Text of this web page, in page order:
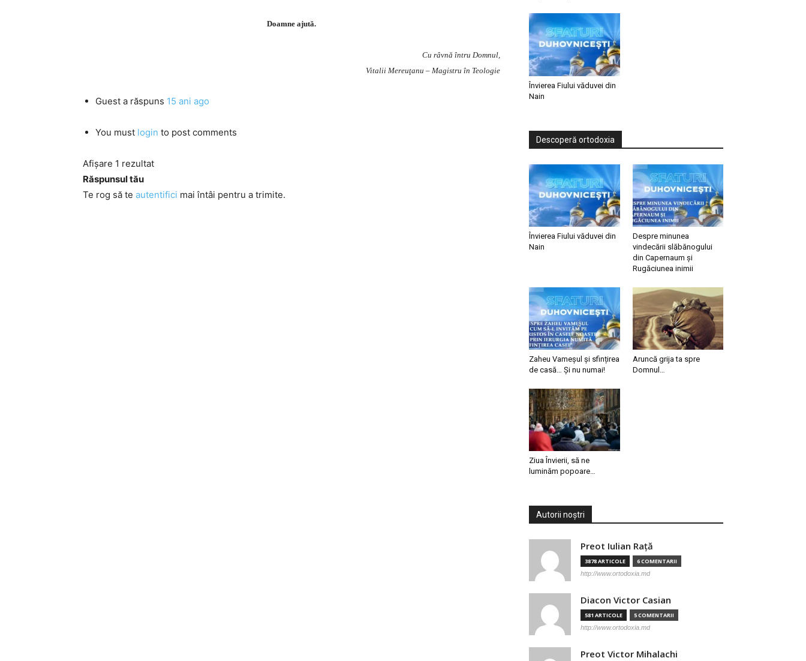
Doamne ajută.
Cu râvnă întru Domnul,
Vitalii Mereuţanu – Magistru în Teologie
Guest a răspuns 15 ani ago
You must login to post comments
Afișare 1 rezultat
Răspunsul tău
Te rog să te autentifici mai întâi pentru a trimite.
Învierea Fiului văduvei din
Nain
Descoperă ortodoxia
Învierea Fiului văduvei din
Nain
Despre minunea
vindecării slăbănogului
din Capernaum și
Rugăciunea inimii
Zaheu Vameșul și sfințirea
de casă… Și nu numai!
Aruncă grija ta spre
Domnul…
Ziua Învierii, să ne
luminăm popoare…
Autorii noștri
Preot Iulian Raţă
3878 ARTICOLE 6 COMENTARII
http://www.ortodoxia.md
Diacon Victor Casian
581 ARTICOLE 5 COMENTARII
http://www.ortodoxia.md
Preot Victor Mihalachi